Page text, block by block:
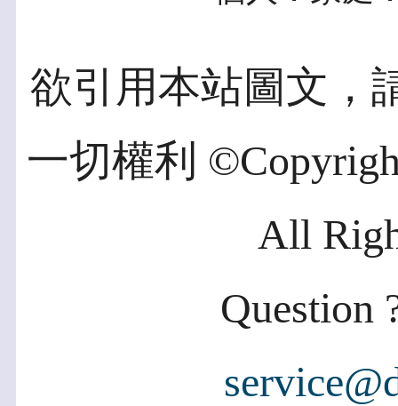
欲引用本站圖文，
一切權利
All
Question